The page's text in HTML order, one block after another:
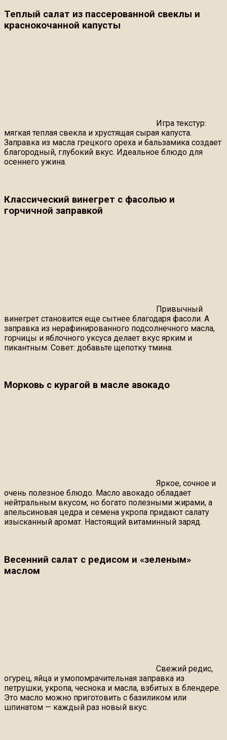
Теплый салат из пассерованной свеклы и
краснокочанной капусты
Игра текстур:
мягкая теплая свекла и хрустящая сырая капуста.
Заправка из масла грецкого ореха и бальзамика создает
благородный, глубокий вкус. Идеальное блюдо для
осеннего ужина.
Классический винегрет с фасолью и
горчичной заправкой
Привычный
винегрет становится еще сытнее благодаря фасоли. А
заправка из нерафинированного подсолнечного масла,
горчицы и яблочного уксуса делает вкус ярким и
пикантным. Совет: добавьте щепотку тмина.
Морковь с курагой в масле авокадо
Яркое, сочное и
очень полезное блюдо. Масло авокадо обладает
нейтральным вкусом, но богато полезными жирами, а
апельсиновая цедра и семена укропа придают салату
изысканный аромат. Настоящий витаминный заряд.
Весенний салат с редисом и «зеленым»
маслом
Свежий редис,
огурец, яйца и умопомрачительная заправка из
петрушки, укропа, чеснока и масла, взбитых в блендере.
Это масло можно приготовить с базиликом или
шпинатом — каждый раз новый вкус.